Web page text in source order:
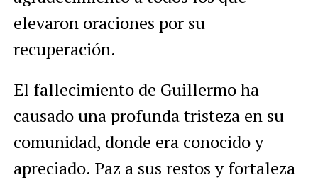
elevaron oraciones por su
recuperación.
El fallecimiento de Guillermo ha
causado una profunda tristeza en su
comunidad, donde era conocido y
apreciado. Paz a sus restos y fortaleza